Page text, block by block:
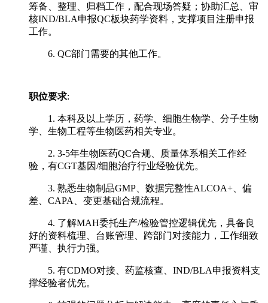
筹备、整理、归档工作，配合现场答疑；协助汇总、审
核IND/BLA申报QC板块药学资料，支撑项目注册申报
工作。
6. QC部门需要的其他工作。
职位要求:
1. 本科及以上学历，药学、细胞生物学、分子生物
学、生物工程等生物医药相关专业。
2. 3-5年生物医药QC合规、质量体系相关工作经
验，有CGT基因/细胞治疗行业经验优先。
3. 熟悉生物制品GMP、数据完整性ALCOA+、偏
差、CAPA、变更基础合规流程。
4. 了解MAH委托生产/检验管控逻辑优先，具备良
好的资料梳理、台账管理、跨部门对接能力，工作细致
严谨、执行力强。
5. 有CDMO对接、药监核查、IND/BLA申报资料支
撑经验者优先。